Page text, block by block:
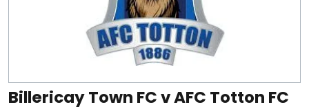
Billericay Town FC v AFC Totton FC